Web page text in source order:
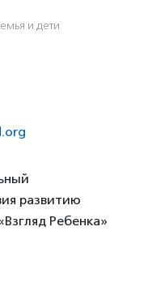
и дети
развитию
Ребенка»